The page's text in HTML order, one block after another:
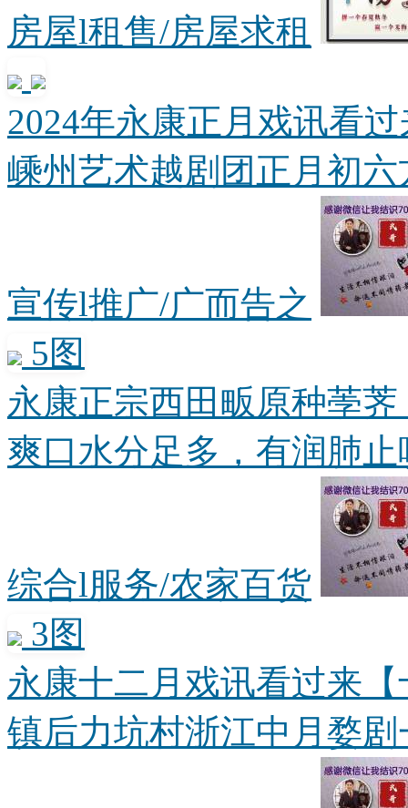
房屋l租售/房屋求租
2024年永康正月戏讯看
嵊州艺术越剧团正月初六
宣传l推广/广而告之
5图
永康正宗西田畈原种荸
爽口水分足多，有润肺止
综合l服务/农家百货
3图
永康十二月戏讯看过来
镇后力坑村浙江中月婺剧